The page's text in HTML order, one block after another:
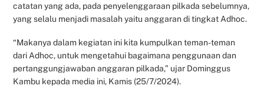
catatan yang ada, pada penyelenggaraan pilkada sebelumnya,
yang selalu menjadi masalah yaitu anggaran di tingkat Adhoc.
“Makanya dalam kegiatan ini kita kumpulkan teman-teman
dari Adhoc, untuk mengetahui bagaimana penggunaan dan
pertanggungjawaban anggaran pilkada,” ujar Dominggus
Kambu kepada media ini, Kamis (25/7/2024).